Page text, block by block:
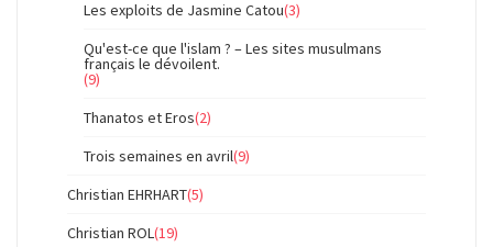
Les exploits de Jasmine Catou(3)
Qu'est-ce que l'islam ? – Les sites musulmans
français le dévoilent.
(9)
Thanatos et Eros(2)
Trois semaines en avril(9)
Christian EHRHART(5)
Christian ROL(19)